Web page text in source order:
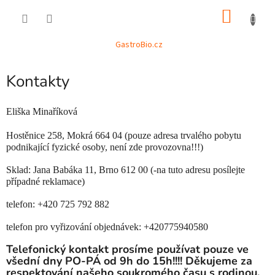
GastroBio.cz
Kontakty
Eliška Minaříková
Hostěnice 258, Mokrá 664 04 (pouze adresa trvalého pobytu
podnikající fyzické osoby, není zde provozovna!!!)
Sklad: Jana Babáka 11, Brno 612 00 (-na tuto adresu posílejte
případné reklamace)
telefon: +420 725 792 882
telefon pro vyřizování objednávek: +420775940580
Telefonický kontakt prosíme používat pouze ve
všední dny PO-PÁ od 9h do 15h!!!! Děkujeme za